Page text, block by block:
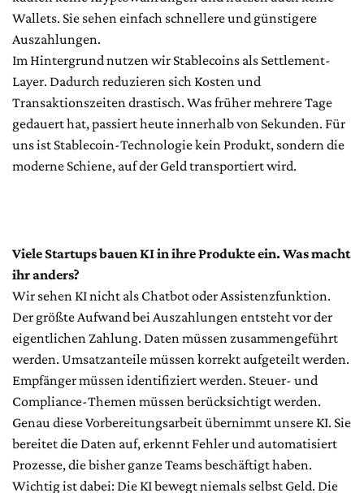
Wallets. Sie sehen einfach schnellere und günstigere
Auszahlungen.
Im Hintergrund nutzen wir Stablecoins als Settlement-
Layer. Dadurch reduzieren sich Kosten und
Transaktionszeiten drastisch. Was früher mehrere Tage
gedauert hat, passiert heute innerhalb von Sekunden. Für
uns ist Stablecoin-Technologie kein Produkt, sondern die
moderne Schiene, auf der Geld transportiert wird.
Viele Startups bauen KI in ihre Produkte ein. Was macht
ihr anders?
Wir sehen KI nicht als Chatbot oder Assistenzfunktion.
Der größte Aufwand bei Auszahlungen entsteht vor der
eigentlichen Zahlung. Daten müssen zusammengeführt
werden. Umsatzanteile müssen korrekt aufgeteilt werden.
Empfänger müssen identifiziert werden. Steuer- und
Compliance-Themen müssen berücksichtigt werden.
Genau diese Vorbereitungsarbeit übernimmt unsere KI. Sie
bereitet die Daten auf, erkennt Fehler und automatisiert
Prozesse, die bisher ganze Teams beschäftigt haben.
Wichtig ist dabei: Die KI bewegt niemals selbst Geld. Die